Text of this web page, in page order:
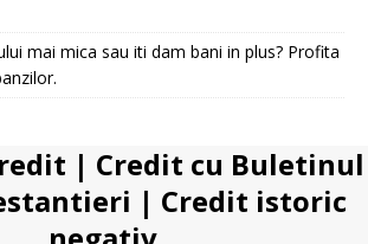
mai mica sau iti dam bani in plus? Profita
| Credit cu Buletinul
| Credit istoric